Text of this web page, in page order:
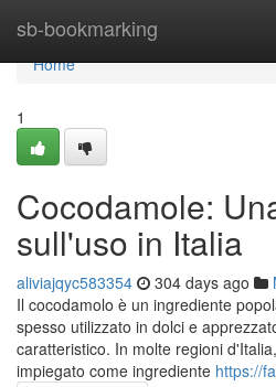
sb-bookmarking
Home
Home
1
Cocodamole:
sull'uso in Italia
aliviajqyc583354 304 days ago
Il cocodamolo è un ingrediente
spesso utilizzato in dolci e
caratteristico. In molte regioni
impiegato come ingrediente https://